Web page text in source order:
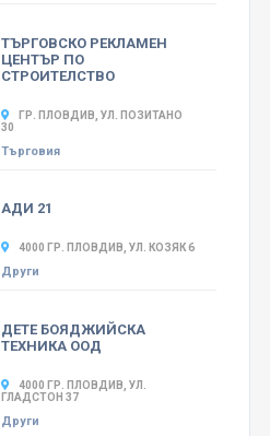
ТЪРГОВСКО РЕКЛАМЕН
ЦЕНТЪР ПО
СТРОИТЕЛСТВО
ГР. ПЛОВДИВ, УЛ. ПОЗИТАНО
30
Търговия
АДИ 21
4000 ГР. ПЛОВДИВ, УЛ. КОЗЯК 6
Други
ДЕТЕ БОЯДЖИЙСКА
ТЕХНИКА ООД
4000 ГР. ПЛОВДИВ, УЛ.
ГЛАДСТОН 37
Други